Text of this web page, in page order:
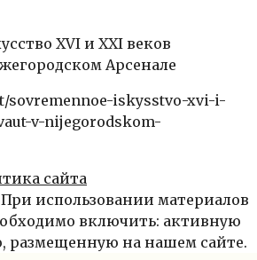
XVI и XXI веков
Арсенале
sovremennoe-iskysstvo-xvi-i-
v-nijegorodskom-
сайта
использовании материалов
включить: активную
размещенную на нашем сайте.